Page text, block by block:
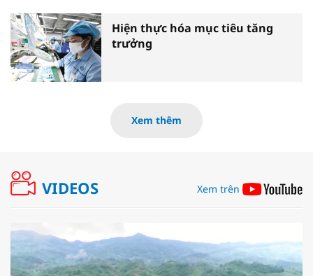
Hiện thực hóa mục tiêu tăng
trưởng
Xem thêm
VIDEOS Xem trên